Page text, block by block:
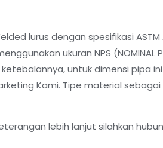
lurus dengan spesifikasi ASTM
ukuran NPS
ketebalannya, untuk dimensi pipa
Kami. Tipe material sebagai
lebih lanjut silahkan